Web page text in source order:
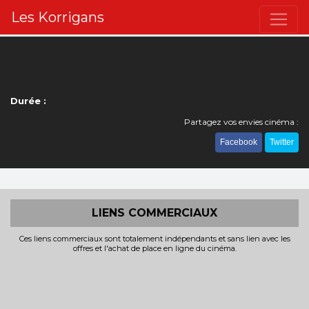
Les Korrigans
Durée :
Partagez vos envies cinéma :
Facebook Twitter
LIENS COMMERCIAUX
Ces liens commerciaux sont totalement indépendants et sans lien avec les
offres et l'achat de place en ligne du cinéma.